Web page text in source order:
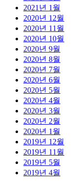
2021년 1월
2020년 12월
2020년 11월
2020년 10월
2020년 9월
2020년 8월
2020년 7월
2020년 6월
2020년 5월
2020년 4월
2020년 3월
2020년 2월
2020년 1월
2019년 12월
2019년 11월
2019년 5월
2019년 4월